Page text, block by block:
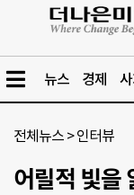
뉴스 경제 사
전체뉴스 >인터뷰
어릴적 빛을